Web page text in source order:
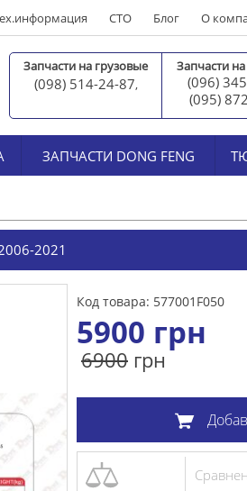
СТО Блог О
Запчасти на грузовые
(098) 514-24-87,
Запчасти
(096)
(095)
ЗАПЧАСТИ DONG FENG
2021
Код товара: 577001F050
5900 грн
6900 грн
Цилиндр
главный